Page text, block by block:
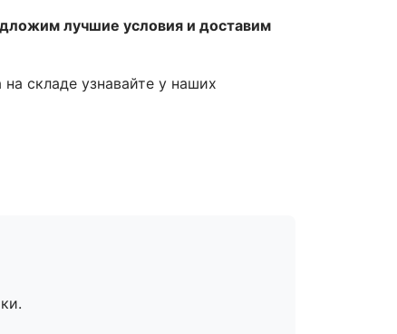
лучшие условия и доставим
складе узнавайте у наших